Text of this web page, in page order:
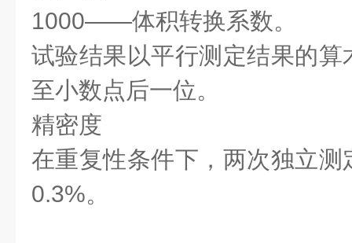
1000——体积转换系数。
试验结果以平行测定结果的
至小数点后一位。
精密度
在重复性条件下，两次独立
0.3%。